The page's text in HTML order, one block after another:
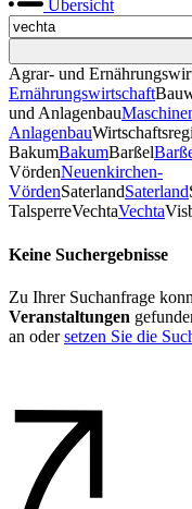
Übersicht
Agrar- und
Ernährungswirtschaft
und Anlagenbau
Anlagenbau
BakumBakumBarßel
VördenNeuenkirchen-
VördenSaterlandSaterland
TalsperreVechtaVechta
Keine Suchergebnisse
Zu Ihrer Suchanfrage
Veranstaltungen
an odersetzen Sie die